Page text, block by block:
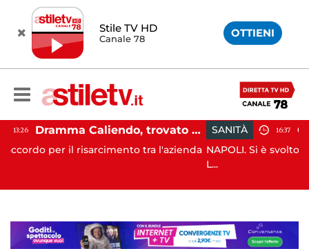
Stile TV HD
Canale 78 OTTIENI
Dramma Caliendo, trovato accordo sul risarcimento tra famiglia e "Monaldi"
tra l'azienda
SANITÀ 16:37
NAPOLI. Si è svolto questa mattina,